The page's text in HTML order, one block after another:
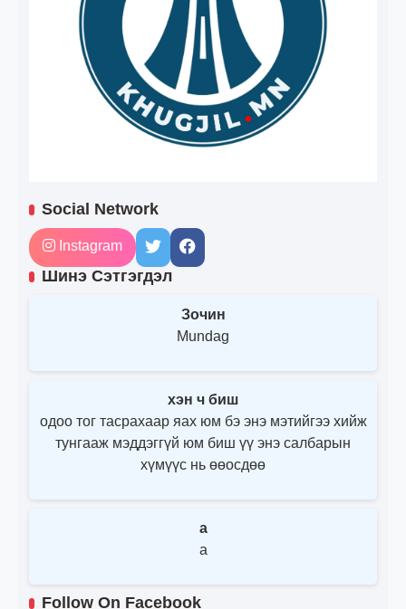
Social Network
Instagram
Шинэ Сэтгэгдэл
Зочин
Mundag
хэн ч биш
одоо тог тасрахаар яах юм бэ энэ мэтийгээ хийж
тунгааж мэддэггүй юм биш үү энэ салбарын
хүмүүс нь өөосдөө
a
a
Follow On Facebook